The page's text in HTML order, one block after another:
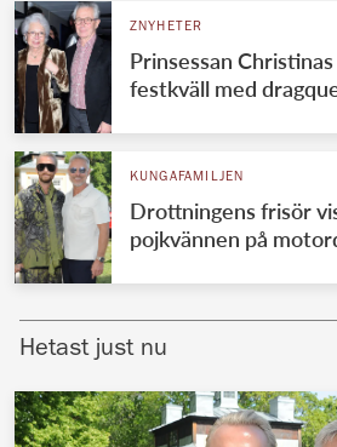
UTLÄNDSKT
VÄRLDENS
Svenska
Brittiska
Nederländska
REDAKTION
ZNYHETER
Prinsessan
festkväll med
KUNGAFAMILJEN
Drottningens frisör
pojkvännen på
Hetast just nu